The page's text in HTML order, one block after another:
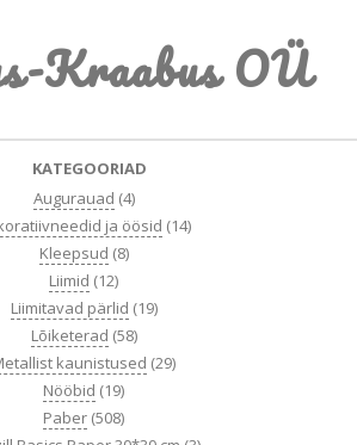
Kraabus OÜ
KATEGOORIAD
Augurauad (4)
ja öösid (14)
Kleepsud (8)
Liimid (12)
Liimitavad pärlid (19)
Lõiketerad (58)
kaunistused (29)
Nööbid (19)
Paber (508)